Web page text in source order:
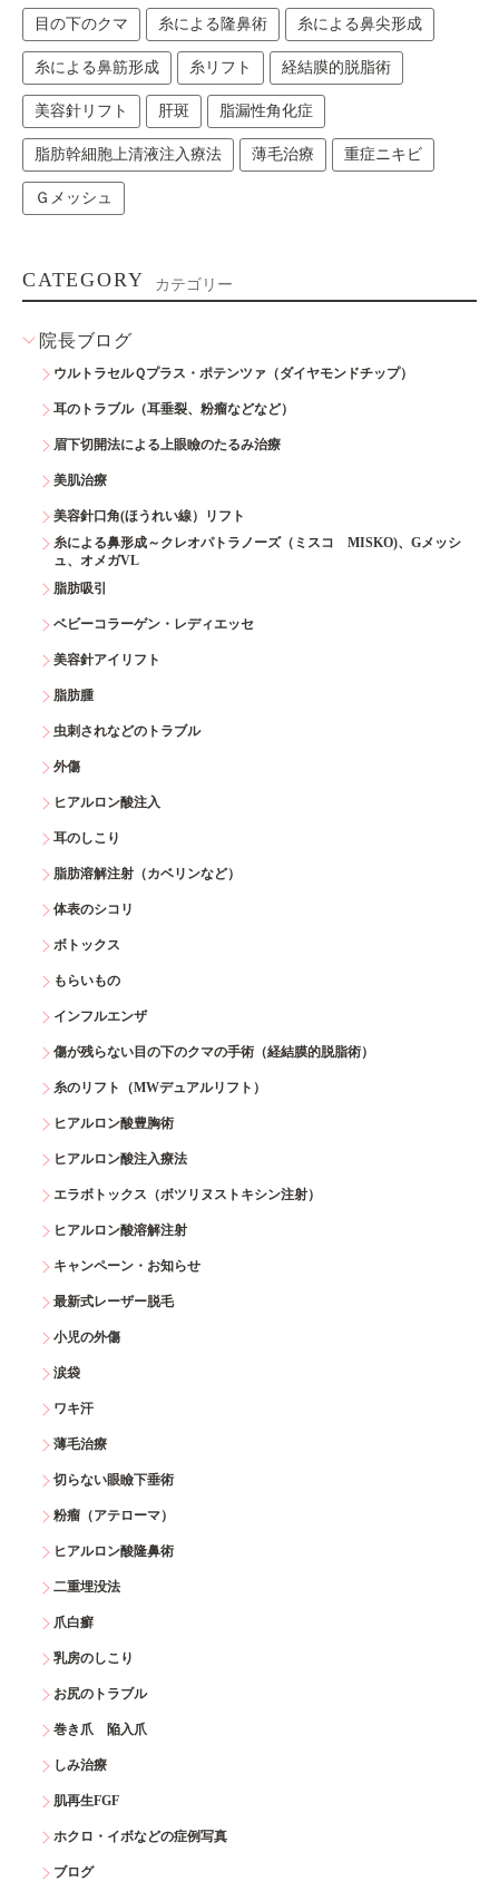
目の下のクマ 糸による隆鼻術 糸による鼻尖形成
糸による鼻筋形成 糸リフト 経結膜的脱脂術
美容針リフト 肝斑 脂漏性角化症
脂肪幹細胞上清液注入療法 薄毛治療 重症ニキビ
Ｇメッシュ
CATEGORY カテゴリー
院長ブログ
ウルトラセルＱプラス・ポテンツァ（ダイヤモンドチップ）
耳のトラブル（耳垂裂、粉瘤などなど）
眉下切開法による上眼瞼のたるみ治療
美肌治療
美容針口角(ほうれい線）リフト
糸による鼻形成～クレオパトラノーズ（ミスコ MISKO)、Gメッシ
ュ、オメガVL
脂肪吸引
ベビーコラーゲン・レディエッセ
美容針アイリフト
脂肪腫
虫刺されなどのトラブル
外傷
ヒアルロン酸注入
耳のしこり
脂肪溶解注射（カベリンなど）
体表のシコリ
ボトックス
もらいもの
インフルエンザ
傷が残らない目の下のクマの手術（経結膜的脱脂術）
糸のリフト（MWデュアルリフト）
ヒアルロン酸豊胸術
ヒアルロン酸注入療法
エラボトックス（ボツリヌストキシン注射）
ヒアルロン酸溶解注射
キャンペーン・お知らせ
最新式レーザー脱毛
小児の外傷
涙袋
ワキ汗
薄毛治療
切らない眼瞼下垂術
粉瘤（アテローマ）
ヒアルロン酸隆鼻術
二重埋没法
爪白癬
乳房のしこり
お尻のトラブル
巻き爪 陥入爪
しみ治療
肌再生FGF
ホクロ・イボなどの症例写真
ブログ